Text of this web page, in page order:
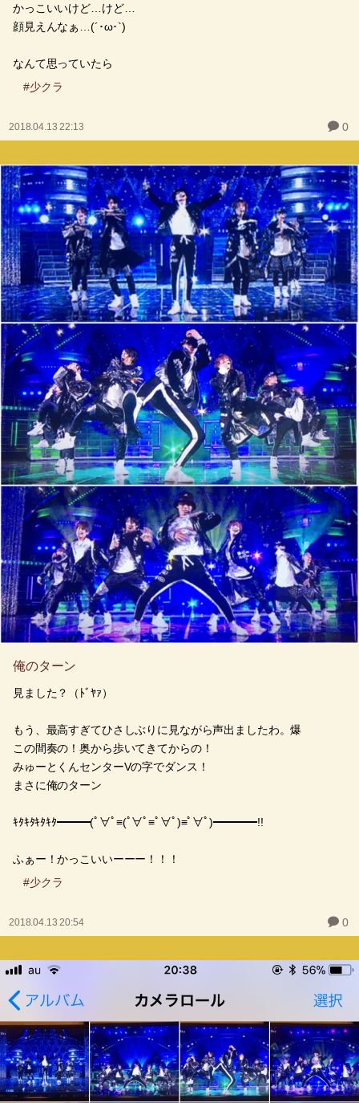
かっこいいけど…けど…
顔見えんなぁ…(´･ω･`)
なんて思っていたら
#少クラ
2018.04.13 22:13 0
俺のターン
見ました？（ﾄﾞﾔｧ）
もう、最高すぎてひさしぶりに見ながら声出ましたわ。爆
この間奏の！奥から歩いてきてからの！
みゅーとくんセンターVの字でダンス！
まさに俺のターン
ｷﾀｷﾀｷﾀｷﾀ━━━(ﾟ∀ﾟ≡(ﾟ∀ﾟ≡ﾟ∀ﾟ)≡ﾟ∀ﾟ)━━━━!!
ふぁー！かっこいいーーー！！！
#少クラ
2018.04.13 20:54 0